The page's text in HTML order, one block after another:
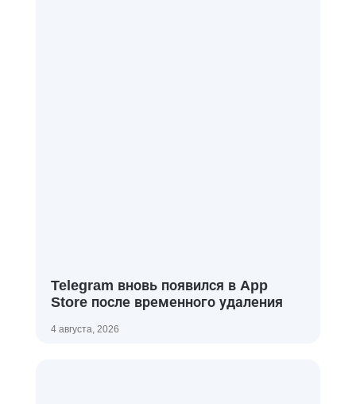
Telegram вновь появился в App
Store после временного удаления
4 августа, 2026